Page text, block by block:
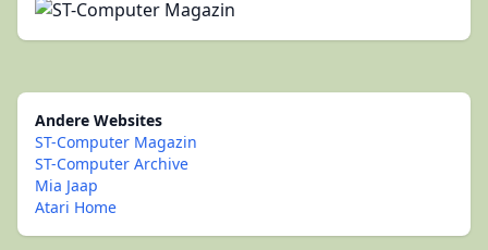
Andere Websites
ST-Computer Magazin
ST-Computer Archive
Mia Jaap
Atari Home